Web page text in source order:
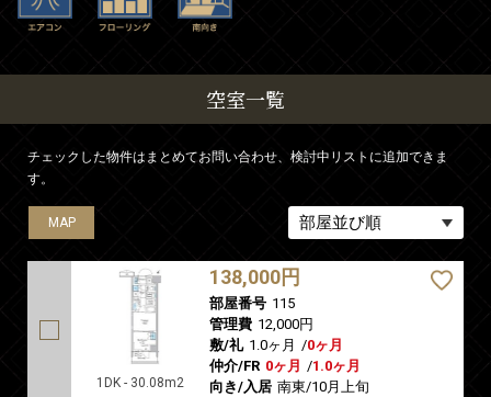
空室一覧
チェックした物件はまとめてお問い合わせ、検討中リストに追加できま
す。
MAP
1DK - 30.08m2
138,000円
部屋番号 115
管理費 12,000円
敷/礼 1.0ヶ月 /0ヶ月
仲介/FR 0ヶ月 /1.0ヶ月
向き/入居 南東/10月上旬
MAP
MAP
MAP
MAP